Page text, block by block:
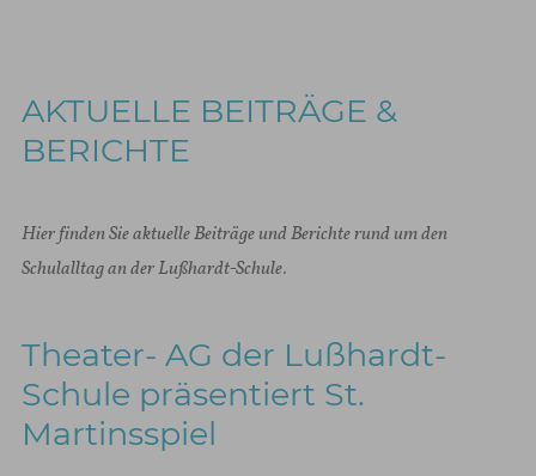
AKTUELLE BEITRÄGE &
BERICHTE
Hier finden Sie aktuelle Beiträge und Berichte rund um den
Schulalltag an der Lußhardt-Schule.
Theater- AG der Lußhardt-
Schule präsentiert St.
Martinsspiel